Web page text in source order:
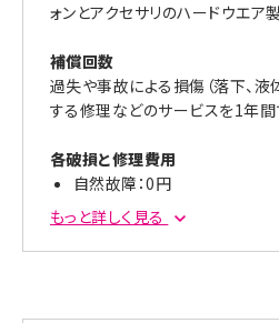
ォンとアクセサリのハードウエア
補償回数
過失や事故による損傷（落下、液
する修理などのサービスを1年間
各破損と修理費用
自然故障：0円
バッテリー交換：0円
※バッテリーが保持する容量
満になった場合にご利用いた
もっと詳しく見る